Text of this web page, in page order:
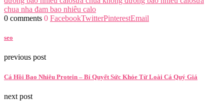
chua nha đam bao nhiêu calo
0 comments 0 FacebookTwitterPinterestEmail
seo
previous post
Cá Hồi Bao Nhiêu Protein – Bí Quyết Sức Khỏe Từ Loài Cá Quý Giá
next post